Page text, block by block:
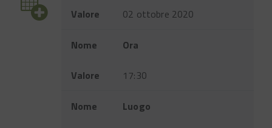
Valore 02 ottobre 2020
Nome Ora
Valore 17:30
Nome Luogo